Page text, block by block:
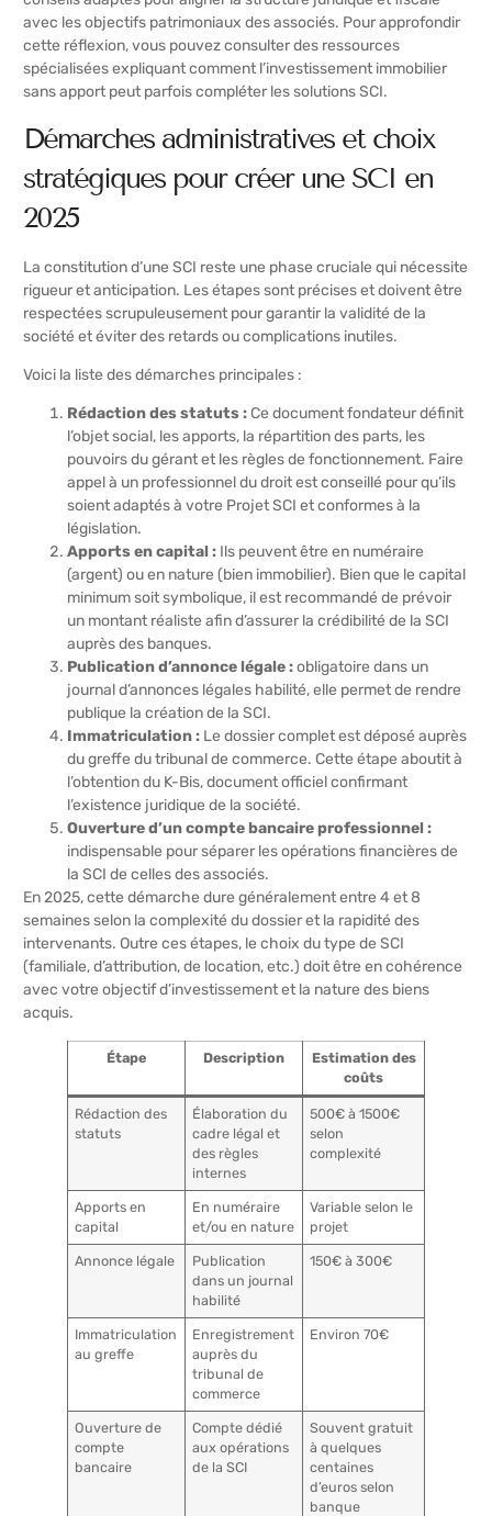
avec les objectifs patrimoniaux des associés. Pour approfondir
cette réflexion, vous pouvez consulter des ressources
spécialisées expliquant comment l’investissement immobilier
sans apport peut parfois compléter les solutions SCI.
Démarches administratives et choix
stratégiques pour créer une SCI en
2025
La constitution d’une SCI reste une phase cruciale qui nécessite
rigueur et anticipation. Les étapes sont précises et doivent être
respectées scrupuleusement pour garantir la validité de la
société et éviter des retards ou complications inutiles.
Voici la liste des démarches principales :
Rédaction des statuts :Ce document fondateur définit
l’objet social, les apports, la répartition des parts, les
pouvoirs du gérant et les règles de fonctionnement. Faire
appel à un professionnel du droit est conseillé pour qu’ils
soient adaptés à votre Projet SCI et conformes à la
législation.
Apports en capital : Ils peuvent être en numéraire
(argent) ou en nature (bien immobilier). Bien que le capital
minimum soit symbolique, il est recommandé de prévoir
un montant réaliste afin d’assurer la crédibilité de la SCI
auprès des banques.
Publication d’annonce légale :obligatoire dans un
journal d’annonces légales habilité, elle permet de rendre
publique la création de la SCI.
Immatriculation : Le dossier complet est déposé auprès
du greffe du tribunal de commerce. Cette étape aboutit à
l’obtention du K-Bis, document officiel confirmant
l’existence juridique de la société.
Ouverture d’un compte bancaire professionnel :
indispensable pour séparer les opérations financières de
la SCI de celles des associés.
En 2025, cette démarche dure généralement entre 4 et 8
semaines selon la complexité du dossier et la rapidité des
intervenants. Outre ces étapes, le choix du type de SCI
(familiale, d’attribution, de location, etc.) doit être en cohérence
avec votre objectif d’investissement et la nature des biens
acquis.
Étape Description
Estimation des
coûts
Rédaction des
statuts
Élaboration du
cadre légal et
des règles
internes
500€ à 1500€
selon
complexité
Apports en
capital
En numéraire
et/ou en nature
Variable selon le
projet
Annonce légale
Publication
dans un journal
habilité
150€ à 300€
Immatriculation
au greffe
Enregistrement
auprès du
tribunal de
commerce
Environ 70€
Ouverture de
compte
bancaire
Compte dédié
aux opérations
de la SCI
Souvent gratuit
à quelques
centaines
d’euros selon
banque